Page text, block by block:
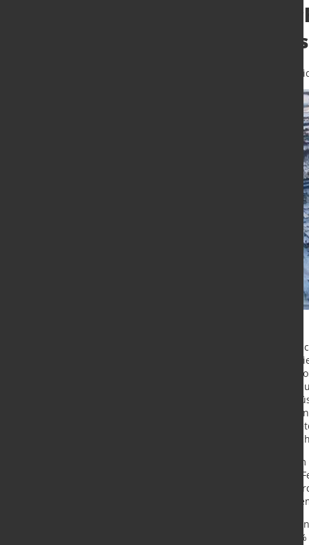
Emissionen
auf
von Hubert
Outokumpu hat sich ehrgeizige
Möglichkeiten, die Industrie und
dekarbonisieren. Die Umstellung
ist ein wichtiger Faktor bei der
Wertschöpfungskette ist eine
nachhaltige Rohstoffe für die
Vereinbarung über eine 20%ige
Hersteller von Biokohle*,
Outokumpu produziert
CO2-Fußabdruck von
Branchendurchschnitt und soll
wie Biokoks weiter reduziert
"Die Umstellung auf neue Arten
direkten Emissionen, die etwa 25